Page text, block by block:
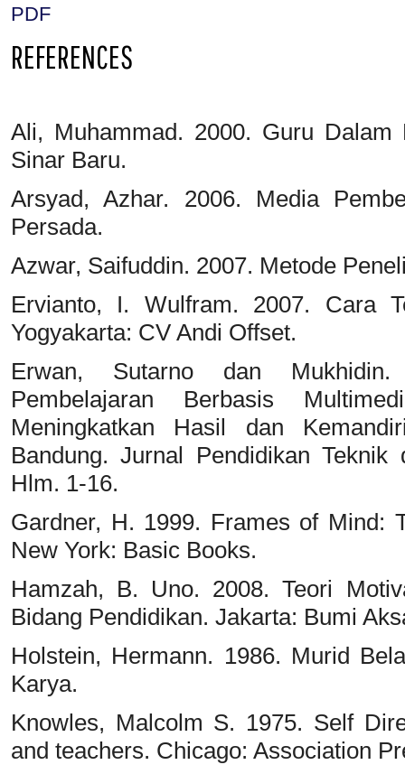
PDF
REFERENCES
Ali, Muhammad. 2000. Guru Dalam
Sinar Baru.
Arsyad, Azhar. 2006. Media
Persada.
Azwar, Saifuddin. 2007. Metode
Ervianto, I. Wulfram. 2007. Cara
Yogyakarta: CV Andi Offset.
Erwan, Sutarno dan Mukhidin.
Pembelajaran Berbasis
Meningkatkan Hasil dan
Bandung. Jurnal Pendidikan
Hlm. 1-16.
Gardner, H. 1999. Frames of Mind:
New York: Basic Books.
Hamzah, B. Uno. 2008. Teori
Bidang Pendidikan. Jakarta: Bumi
Holstein, Hermann. 1986. Murid
Karya.
Knowles, Malcolm S. 1975. Self
and teachers. Chicago: Association